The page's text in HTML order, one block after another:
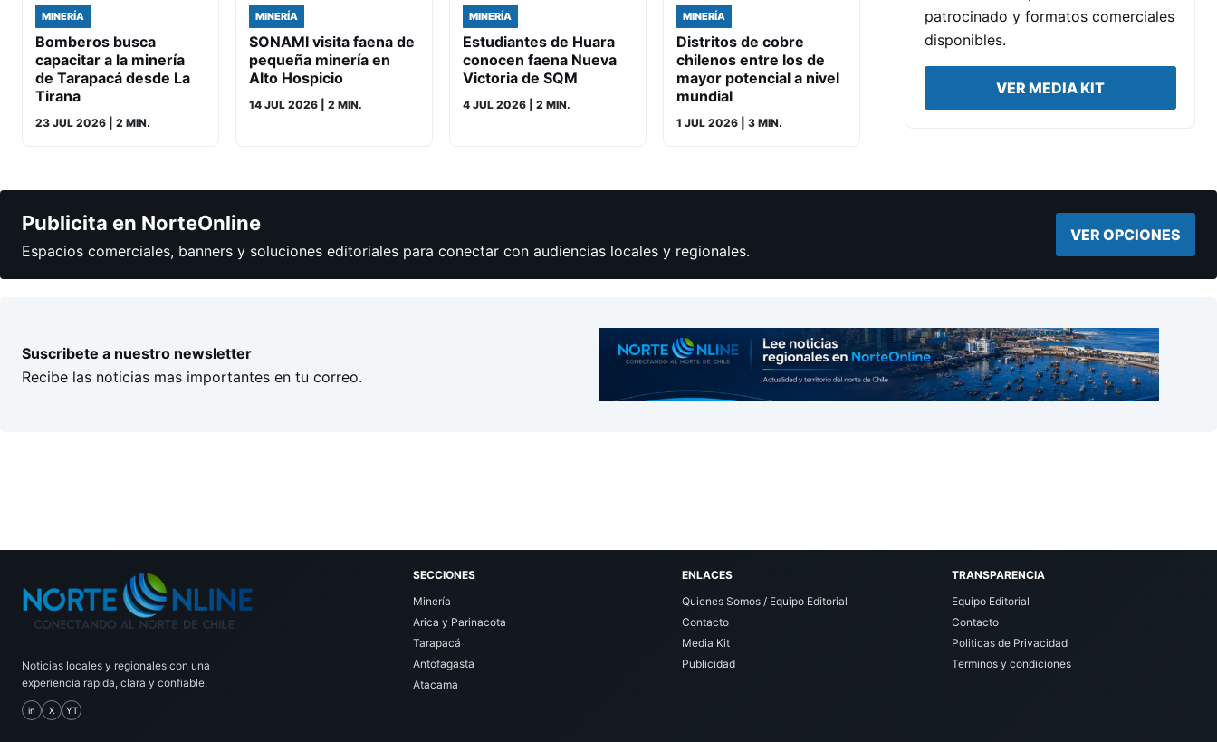
MINERÍA
Bomberos busca
capacitar a la minería
de Tarapacá desde La
Tirana
23 JUL 2026 | 2 MIN.
MINERÍA
SONAMI visita faena de
pequeña minería en
Alto Hospicio
14 JUL 2026 | 2 MIN.
MINERÍA
Estudiantes de Huara
conocen faena Nueva
Victoria de SQM
4 JUL 2026 | 2 MIN.
MINERÍA
Distritos de cobre
chilenos entre los de
mayor potencial a nivel
mundial
1 JUL 2026 | 3 MIN.
patrocinado y formatos comerciales
disponibles.
VER MEDIA KIT
Publicita en NorteOnline
Espacios comerciales, banners y soluciones editoriales para conectar con audiencias locales y regionales.
VER OPCIONES
Suscribete a nuestro newsletter
Recibe las noticias mas importantes en tu correo.
Noticias locales y regionales con una
experiencia rapida, clara y confiable.
in X YT
SECCIONES
Minería
Arica y Parinacota
Tarapacá
Antofagasta
Atacama
ENLACES
Quienes Somos / Equipo Editorial
Contacto
Media Kit
Publicidad
TRANSPARENCIA
Equipo Editorial
Contacto
Politicas de Privacidad
Terminos y condiciones